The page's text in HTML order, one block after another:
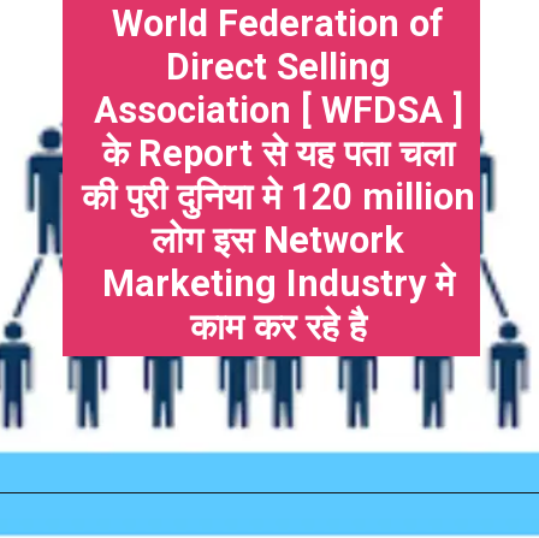
World Federation of
Direct Selling
Association [ WFDSA ]
के Report से यह पता चला
की पुरी दुनिया मे 120 million
लोग इस Network
Marketing Industry मे
काम कर रहे है